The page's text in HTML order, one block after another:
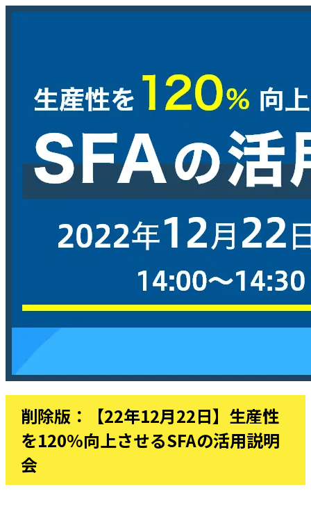
削除版：【22年12月22日】生産性
を120%向上させるSFAの活用説明
会